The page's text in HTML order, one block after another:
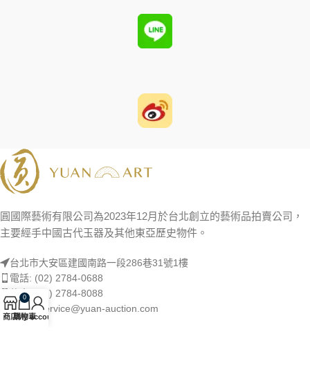
圓國際藝術有限公司為2023年12月於台北創立的藝術品拍賣公司，
主要經手中國古代玉器及其他東亞歷史物件。
台北市大安區建國南路一段286巷31號1樓
電話: (02) 2784-0688
傳真: (02) 2784-8088
Email: service@yuan-auction.com
商店
0
購物車
My account